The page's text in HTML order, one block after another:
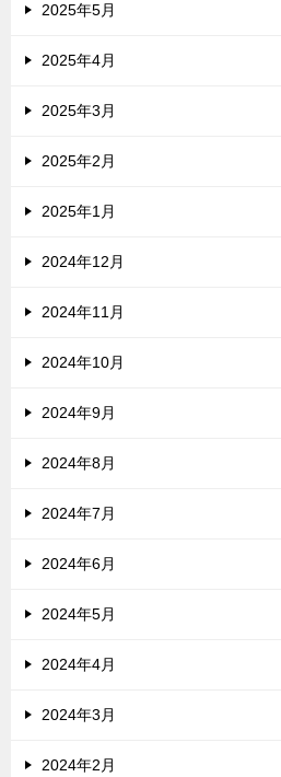
2025年5月
2025年4月
2025年3月
2025年2月
2025年1月
2024年12月
2024年11月
2024年10月
2024年9月
2024年8月
2024年7月
2024年6月
2024年5月
2024年4月
2024年3月
2024年2月